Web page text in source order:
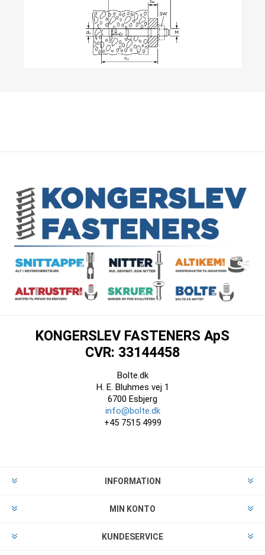
KONGERSLEV FASTENERS ApS
CVR: 33144458
Bolte.dk
H. E. Bluhmes vej 1
6700 Esbjerg
info@bolte.dk
+45 7515 4999
INFORMATION
MIN KONTO
KUNDESERVICE